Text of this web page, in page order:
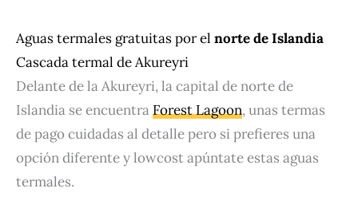
Aguas termales gratuitas por el norte de Islandia
Cascada termal de Akureyri
Delante de la Akureyri, la capital de norte de
Islandia se encuentraForest Lagoon, unas termas
de pago cuidadas al detalle pero si prefieres una
opción diferente y lowcost apúntate estas aguas
termales.